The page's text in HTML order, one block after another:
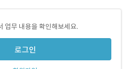
업무 내용을 확인해보세요.
로그인